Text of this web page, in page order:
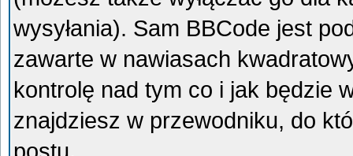
wysyłania). Sam BBCode jest
zawarte w nawiasach
kontrolę nad tym co i jak będzie
znajdziesz w przewodniku, do